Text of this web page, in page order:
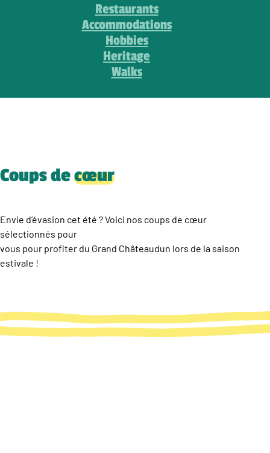
Restaurants
Accommodations
Hobbies
Heritage
Walks
Coups decœur
Envie d’évasion cet été ? Voici nos coups de cœur
sélectionnés pour
vous pour profiter du Grand Châteaudun lors de la saison
estivale !